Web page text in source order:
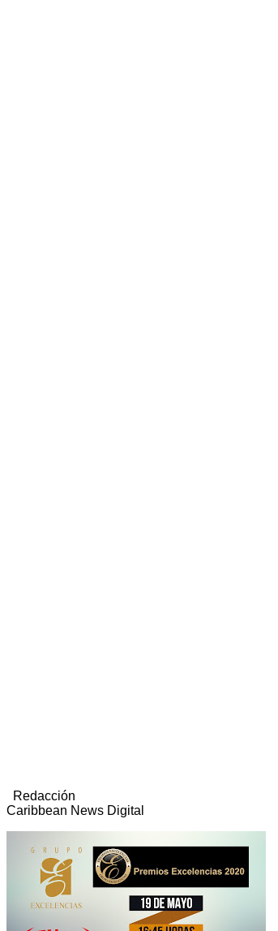
Redacción
Caribbean News Digital